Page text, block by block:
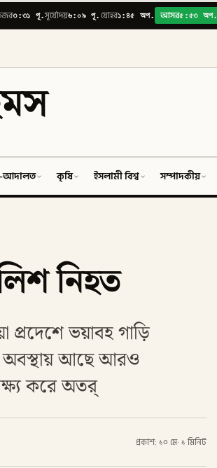
৩:৩১ পূ.সূর্যোদয়৬:০৯ পূ.যোহর১:৪৫ অপ. আসর৫:৫৩ অপ.
কৃষি ইসলামী বিশ্ব সম্পাদকীয়
নিহত
প্রদেশে ভয়াবহ গাড়ি
অবস্থায় আছে আরও
করে অতর্
প্রকাশ: ১০ মে· ১ মিনিট